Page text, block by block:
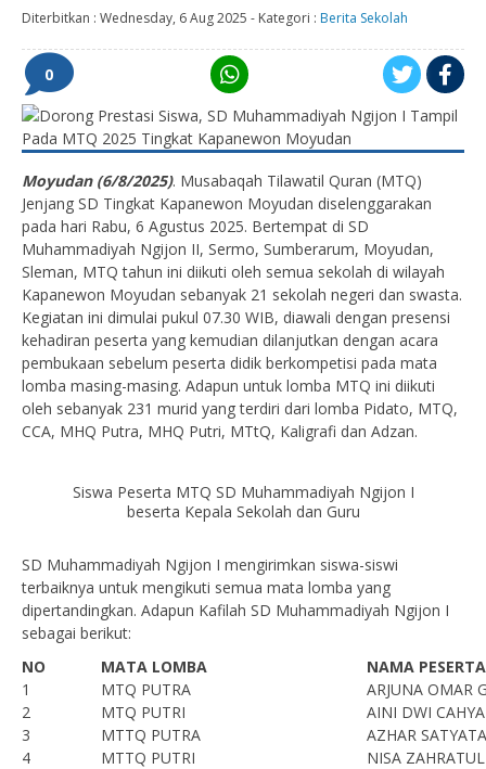
Diterbitkan : Wednesday, 6 Aug 2025 - Kategori : Berita Sekolah
0
Moyudan (6/8/2025). Musabaqah Tilawatil Quran (MTQ)
Jenjang SD Tingkat Kapanewon Moyudan diselenggarakan
pada hari Rabu, 6 Agustus 2025. Bertempat di SD
Muhammadiyah Ngijon II, Sermo, Sumberarum, Moyudan,
Sleman, MTQ tahun ini diikuti oleh semua sekolah di wilayah
Kapanewon Moyudan sebanyak 21 sekolah negeri dan swasta.
Kegiatan ini dimulai pukul 07.30 WIB, diawali dengan presensi
kehadiran peserta yang kemudian dilanjutkan dengan acara
pembukaan sebelum peserta didik berkompetisi pada mata
lomba masing-masing. Adapun untuk lomba MTQ ini diikuti
oleh sebanyak 231 murid yang terdiri dari lomba Pidato, MTQ,
CCA, MHQ Putra, MHQ Putri, MTtQ, Kaligrafi dan Adzan.
Siswa Peserta MTQ SD Muhammadiyah Ngijon I
beserta Kepala Sekolah dan Guru
SD Muhammadiyah Ngijon I mengirimkan siswa-siswi
terbaiknya untuk mengikuti semua mata lomba yang
dipertandingkan. Adapun Kafilah SD Muhammadiyah Ngijon I
sebagai berikut:
NO
MATA LOMBA
NAMA PESERTA
1
MTQ PUTRA
ARJUNA OMAR
2
MTQ PUTRI
AINI DWI
3
MTTQ PUTRA
AZHAR
4
MTTQ PUTRI
NISA